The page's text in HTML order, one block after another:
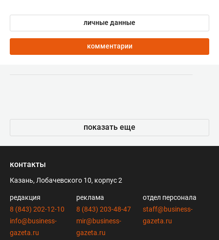
личные данные
комментарии
показать еще
контакты
Казань, Лобачевского 10, корпус 2
редакция
8 (843) 202-12-10
info@business-
gazeta.ru
реклама
8 (843) 203-48-47
mir@business-
gazeta.ru
отдел персонала
staff@business-
gazeta.ru